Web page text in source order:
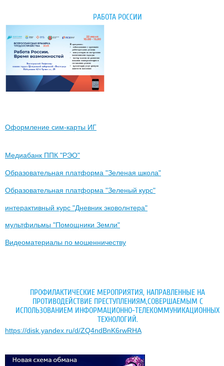
РАБОТА РОССИИ
Оформление сим-карты ИГ
Медиабанк ППК "РЭО"
Образовательная платформа "Зеленая школа"
Образовательная платформа "Зеленый курс"
интерактивный курс "Дневник эковолнтера"
мультфильмы "Помощники Земли"
Видеоматериалы по мошенничеству
ПРОФИЛАКТИЧЕСКИЕ МЕРОПРИЯТИЯ, НАПРАВЛЕННЫЕ НА
ПРОТИВОДЕЙСТВИЕ ПРЕСТУПЛЕНИЯМ,СОВЕРШАЕМЫМ С
ИСПОЛЬЗОВАНИЕМ ИНФОРМАЦИОННО-ТЕЛЕКОММУНИКАЦИОННЫХ
ТЕХНОЛОГИЙ.
https://disk.yandex.ru/d/ZQ4ndBnK6rwRHA